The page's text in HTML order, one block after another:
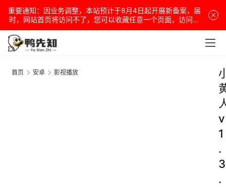
重要通知：因业务调整，本站预计于8月4日起开展新备案，届
时，网站首页将访问不了，您可以收藏任意一个页面，访问网
站！
首页 安卓 影视播放
v
1
.
3
.